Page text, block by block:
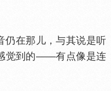
在那儿，与其说是听
觉到的——有点像是连